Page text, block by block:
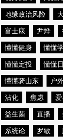
地缘政治风险
富士康
尹烨
懂懂健身
懂懂
懂懂定投
懂懂
懂懂骑山东
户
沾化
焦虑
益生菌
直播
系统论
罗敏